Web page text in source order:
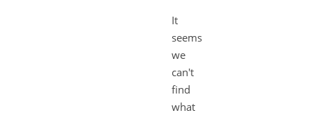
It
seems
we
can't
find
what